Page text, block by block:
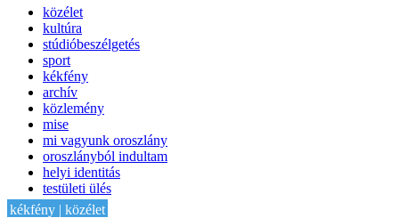
közélet
kultúra
stúdióbeszélgetés
sport
kékfény
archív
közlemény
mise
mi vagyunk oroszlány
oroszlányból indultam
helyi identitás
testületi ülés
IT-HON
kékfény | közélet